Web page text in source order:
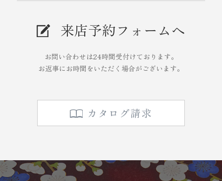
来店予約フォームへ
お問い合わせは24時間受付けております。
お返事にお時間をいただく場合がございます。
カタログ請求